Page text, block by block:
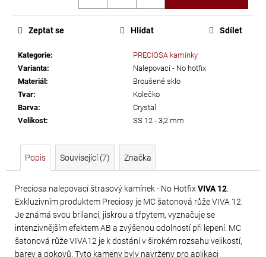
Kategorie:
PRECIOSA kamínky
Varianta:
Nalepovací - No hotfix
Materiál:
Broušené sklo
Tvar:
Kolečko
Barva:
Crystal
Velikost: SS 12 - 3,2 mm
Zeptat se Hlídat Sdílet
Popis Související (7) Značka
Preciosa nalepovací štrasový kamínek - No HotfixVIVA 12
Exkluzivním produktem Preciosy je MC šatonová růže VIVA 12.
Je známá svou brilancí, jiskrou a třpytem, vyznačuje se
intenzivnějším efektem AB a zvýšenou odolností při lepení. MC
šatonová růže VIVA12 je k dostání v širokém rozsahu velikostí,
barev a pokovů. Tyto kameny byly navrženy pro aplikaci
e
m
PRECIOSA
VIVA12
NH
SS-
CRYSTAL
55
Kč